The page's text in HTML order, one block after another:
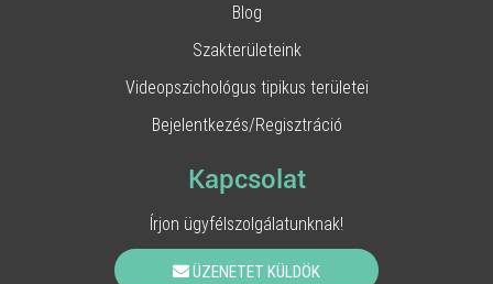
Blog
Szakterületeink
Videopszichológus tipikus területei
Bejelentkezés/Regisztráció
Kapcsolat
Írjon ügyfélszolgálatunknak!
ÜZENETET KÜLDÖK